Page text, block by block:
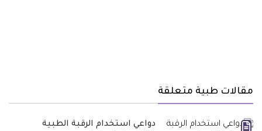
مقالات طبية متعلقة
دواعي استخدام الرقبة الطبية